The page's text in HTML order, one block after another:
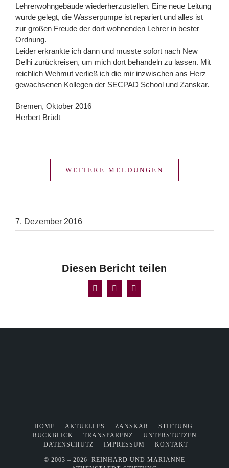
Lehrerwohngebäude wiederherzustellen. Eine neue Leitung
wurde gelegt, die Wasserpumpe ist repariert und alles ist
zur großen Freude der dort wohnenden Lehrer in bester
Ordnung.
Leider erkrankte ich dann und musste sofort nach New
Delhi zurückreisen, um mich dort behandeln zu lassen. Mit
reichlich Wehmut verließ ich die mir inzwischen ans Herz
gewachsenen Kollegen der SECPAD School und Zanskar.
Bremen, Oktober 2016
Herbert Brüdt
WEITERE MELDUNGEN
7. Dezember 2016
Diesen Bericht teilen
Facebook
X
E-
Mail
HOME AKTUELLES ZANSKAR
STIFTUNG
RÜCKBLICK
TRANSPARENZ
UNTERSTÜTZEN
DATENSCHUTZ
IMPRESSUM KONTAKT
© 2003 – 2026 REINHARD UND MARIANNE